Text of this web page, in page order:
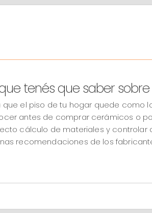
tenés que saber
que el piso de tu hogar quede como
antes de comprar cerámicos o
cálculo de materiales y controlar
recomendaciones de los